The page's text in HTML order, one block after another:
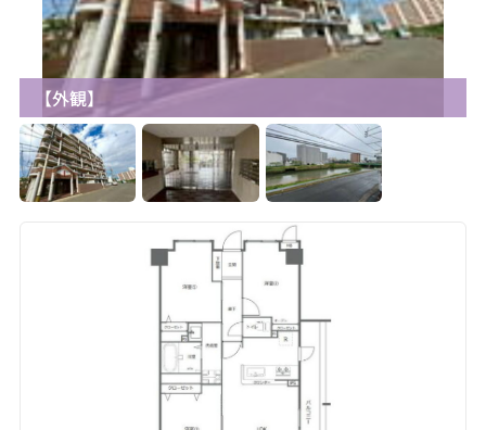
お気に入り追加
【外観】